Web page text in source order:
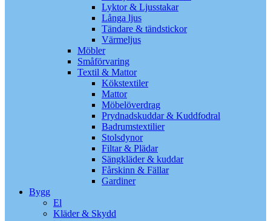
Lyktor & Ljusstakar
Långa ljus
Tändare & tändstickor
Värmeljus
Möbler
Småförvaring
Textil & Mattor
Kökstextiler
Mattor
Möbelöverdrag
Prydnadskuddar & Kuddfodral
Badrumstextilier
Stolsdynor
Filtar & Plädar
Sängkläder & kuddar
Fårskinn & Fällar
Gardiner
Bygg
El
Kläder & Skydd